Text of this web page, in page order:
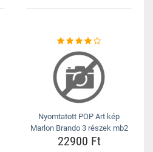
Nyomtatott POP Art kép
Marlon Brando 3 részek mb2
22900 Ft